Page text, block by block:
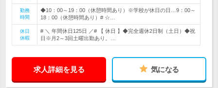
勤務
時間
◆10：00～19：00（休憩時間あり）※学校が休日の日…9：00～
18：00（休憩時間あり）# ☆…
休日
休暇
# ＼ 年間休日125日 ／# 【 休日 】◆完全週休2日制（土日）◆祝
日※月2～3回土曜出勤あり。…
求人詳細を見る 気になる